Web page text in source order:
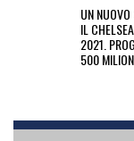
UN
IL
2021.
500